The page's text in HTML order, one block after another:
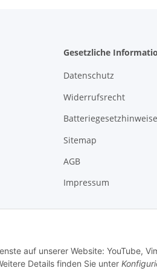
auf unserer Website: YouTube,
Details finden Sie unter
Gesetzliche
Datenschutz
Widerrufsrecht
Batteriegesetzhinweise
Sitemap
AGB
Impressum